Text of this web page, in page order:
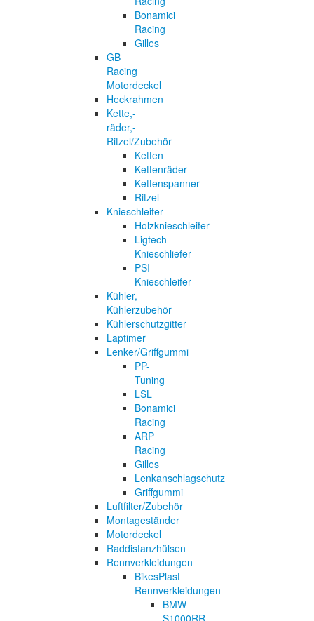
Bonamici
Racing
Gilles
GB
Racing
Motordeckel
Heckrahmen
Kette,-
räder,-
Ritzel/Zubehör
Ketten
Kettenräder
Kettenspanner
Ritzel
Knieschleifer
Holzknieschleifer
Ligtech
Knieschliefer
PSI
Knieschleifer
Kühler,
Kühlerzubehör
Kühlerschutzgitter
Laptimer
Lenker/Griffgummi
PP-
Tuning
LSL
Bonamici
Racing
ARP
Racing
Gilles
Lenkanschlagschutz
Griffgummi
Luftfilter/Zubehör
Montageständer
Motordeckel
Raddistanzhülsen
Rennverkleidungen
BikesPlast
Rennverkleidungen
BMW
S1000RR